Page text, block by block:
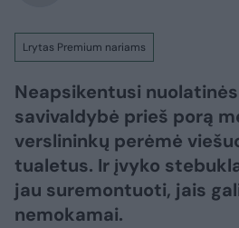
Lrytas Premium nariams
Neapsikentusi
savivaldybė prieš porą
verslininkų perėmė
tualetus. Ir įvyko
jau suremontuoti, jais
nemokamai.